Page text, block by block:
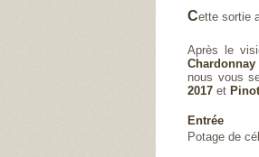
Cette sortie
Après le
nous vous
2017 et
Entrée
Potage de